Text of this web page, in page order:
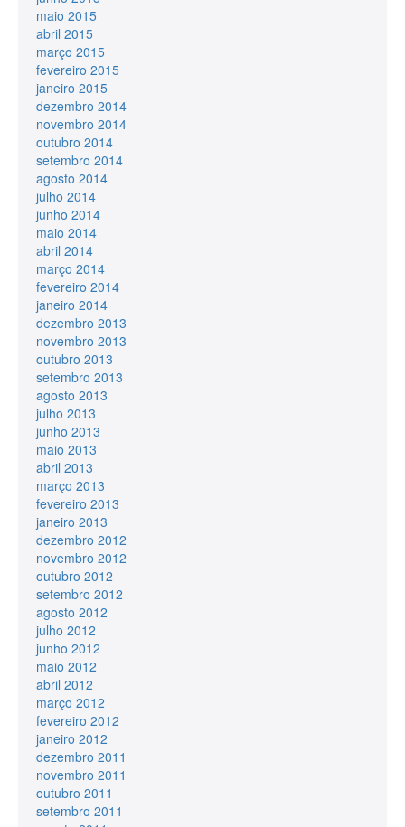
maio 2015
abril 2015
março 2015
fevereiro 2015
janeiro 2015
dezembro 2014
novembro 2014
outubro 2014
setembro 2014
agosto 2014
julho 2014
junho 2014
maio 2014
abril 2014
março 2014
fevereiro 2014
janeiro 2014
dezembro 2013
novembro 2013
outubro 2013
setembro 2013
agosto 2013
julho 2013
junho 2013
maio 2013
abril 2013
março 2013
fevereiro 2013
janeiro 2013
dezembro 2012
novembro 2012
outubro 2012
setembro 2012
agosto 2012
julho 2012
junho 2012
maio 2012
abril 2012
março 2012
fevereiro 2012
janeiro 2012
dezembro 2011
novembro 2011
outubro 2011
setembro 2011